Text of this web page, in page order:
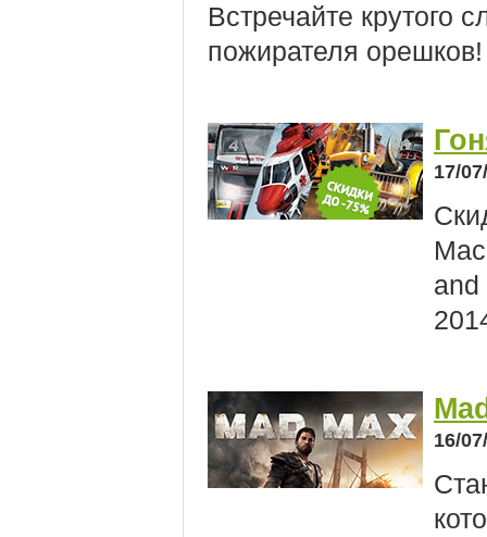
Встречайте крутого
пожирателя орешков!
17/
and
16/